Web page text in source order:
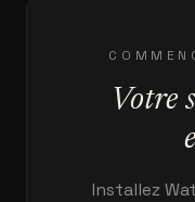
Votre
Installez